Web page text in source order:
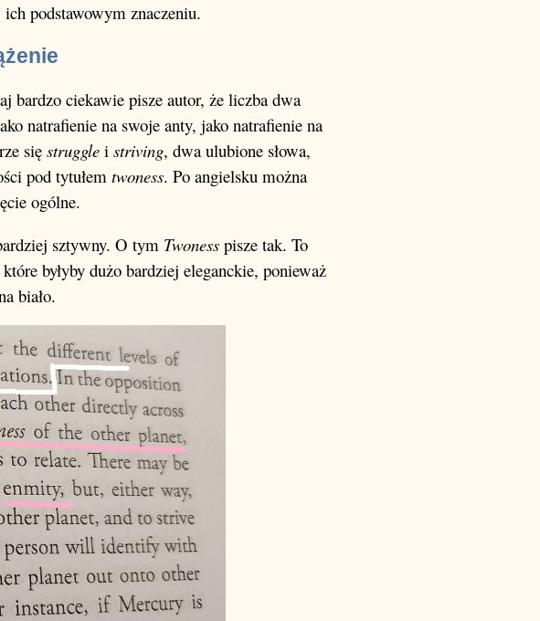
podstawowym znaczeniu.
bardzo ciekawie pisze autor, że liczba dwa
natrafienie na swoje anty, jako natrafienie na
sięstruggle i striving, dwa ulubione słowa,
pod tytułem twoness. Po angielsku można
ogólne.
sztywny. O tym Twoness pisze tak. To
byłyby dużo bardziej eleganckie, ponieważ
biało.